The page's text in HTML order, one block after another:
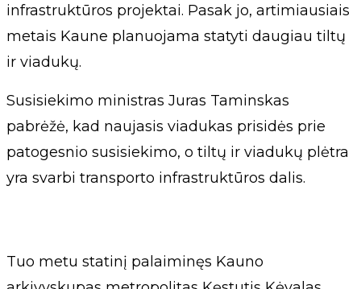
infrastruktūros projektai. Pasak jo, artimiausiais
metais Kaune planuojama statyti daugiau tiltų
ir viadukų.
Susisiekimo ministras Juras Taminskas
pabrėžė, kad naujasis viadukas prisidės prie
patogesnio susisiekimo, o tiltų ir viadukų plėtra
yra svarbi transporto infrastruktūros dalis.
Tuo metu statinį palaiminęs Kauno